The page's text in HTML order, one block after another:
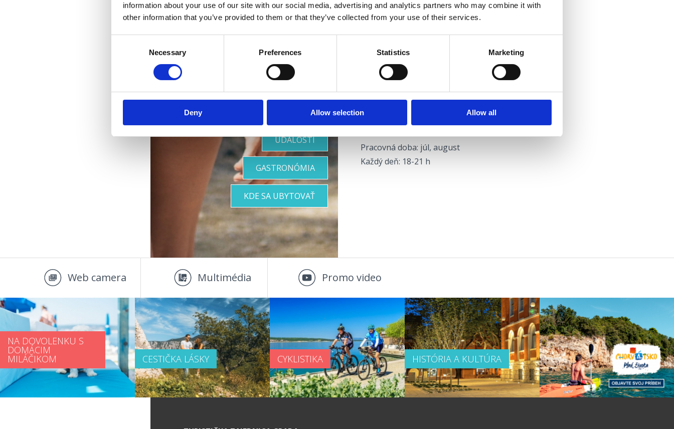
information about your use of our site with our social media, advertising and analytics partners who may combine it with
other information that you’ve provided to them or that they’ve collected from your use of their services.
Necessary Preferences Statistics Marketing
Deny Allow selection Allow all
KUĆICA OD RIBARI
Zátoka Perčin, Jadranovo
Info:
Múzeum mesta Crikvenica
Petra Preradovića 1, Crikvenica
+385 51 781 000
mgc@mgc.hr
www.mgc.hr
Pracovná doba: júl, august
Každý deň: 18-21 h
Pre Vašu
dokonalú
dovolenku
UDALOSTI
GASTRONÓMIA
KDE SA UBYTOVAŤ
Web camera Multimédia Promo video
NA DOVOLENKU S
DOMÁCIM
MILÁČIKOM CESTIČKA LÁSKY CYKLISTIKA HISTÓRIA A KULTÚRA